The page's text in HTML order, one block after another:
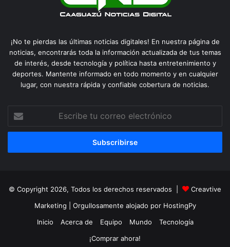
¡No te pierdas las últimas noticias digitales! En nuestra página de
noticias, encontrarás toda la información actualizada de tus temas
de interés, desde tecnología y política hasta entretenimiento y
deportes. Mantente informado en todo momento y en cualquier
lugar, con nuestra rápida y confiable cobertura de noticias.
correo
© Copyright 2026, Todos los derechos reservados |
Creavtive
Marketing | Orgullosamente alojado por HostingPy
Inicio
Acerca de Equipo Mundo
Tecnología
¡Comprar ahora!